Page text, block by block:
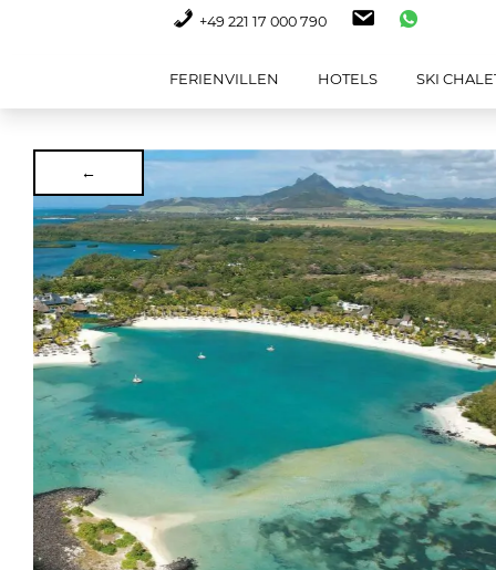
+49 221 17 000 790
FERIENVILLEN HOTELS SKI
←